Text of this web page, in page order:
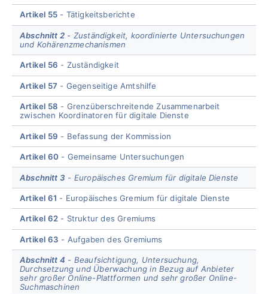
Artikel 55 Tätigkeitsberichte
Abschnitt 2
Zuständigkeit, koordinierte Untersuchungen
und Kohärenzmechanismen
Artikel 56 Zuständigkeit
Artikel 57 Gegenseitige Amtshilfe
Artikel 58
Grenzüberschreitende Zusammenarbeit
zwischen Koordinatoren für digitale Dienste
Artikel 59 Befassung der Kommission
Artikel 60 Gemeinsame Untersuchungen
Abschnitt 3 Europäisches Gremium für digitale Dienste
Artikel 61 Europäisches Gremium für digitale Dienste
Artikel 62 Struktur des Gremiums
Artikel 63 Aufgaben des Gremiums
Abschnitt 4
Beaufsichtigung, Untersuchung,
Durchsetzung und Überwachung in Bezug auf Anbieter
sehr großer Online-Plattformen und sehr großer Online-
Suchmaschinen